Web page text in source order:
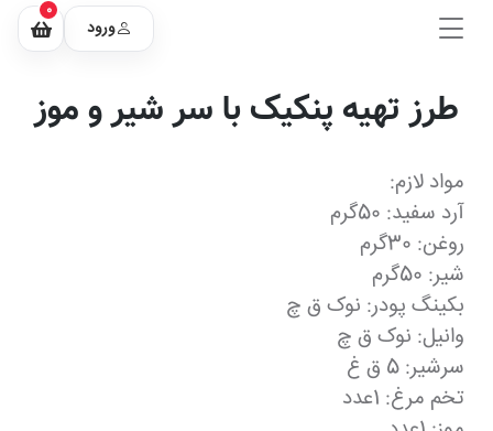
ورود
0
طرز تهیه پنکیک با سر شیر و موز
مواد لازم:
آرد سفید: 50گرم
روغن: 30گرم
شیر: 50گرم
بکینگ پودر: نوک ق چ
وانیل: نوک ق چ
سرشیر: 5 ق غ
تخم مرغ: 1عدد